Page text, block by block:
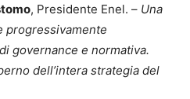
, Presidente Enel. – Una
progressivamente
governance e normativa.
dell’intera strategia del